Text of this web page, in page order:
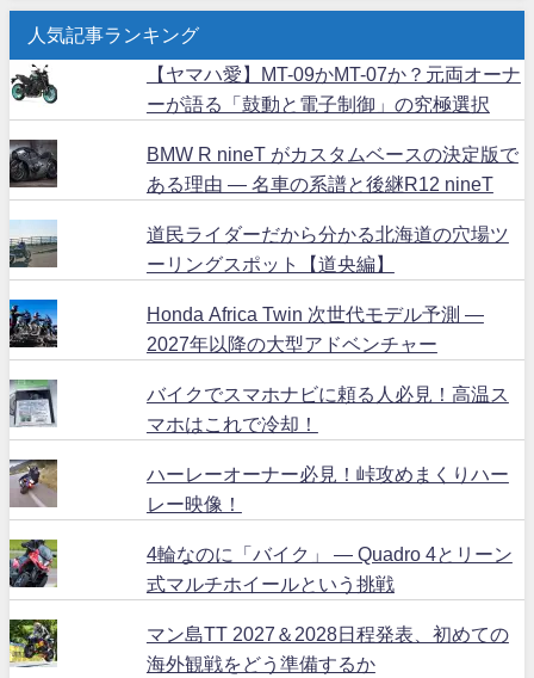
人気記事ランキング
【ヤマハ愛】MT-09かMT-07か？元両オーナ
ーが語る「鼓動と電子制御」の究極選択
BMW R nineT がカスタムベースの決定版で
ある理由 ― 名車の系譜と後継R12 nineT
道民ライダーだから分かる北海道の穴場ツ
ーリングスポット【道央編】
Honda Africa Twin 次世代モデル予測 ―
2027年以降の大型アドベンチャー
バイクでスマホナビに頼る人必見！高温ス
マホはこれで冷却！
ハーレーオーナー必見！峠攻めまくりハー
レー映像！
4輪なのに「バイク」 ― Quadro 4とリーン
式マルチホイールという挑戦
マン島TT 2027＆2028日程発表、初めての
海外観戦をどう準備するか